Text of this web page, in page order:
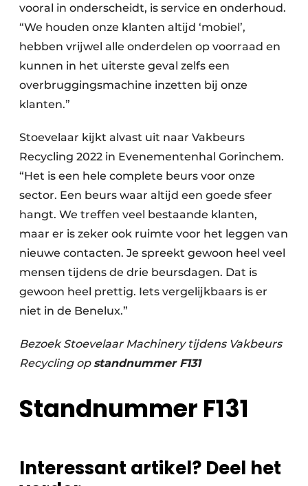
vooral in onderscheidt, is service en onderhoud.
“We houden onze klanten altijd ‘mobiel’,
hebben vrijwel alle onderdelen op voorraad en
kunnen in het uiterste geval zelfs een
overbruggingsmachine inzetten bij onze
klanten.”
Stoevelaar kijkt alvast uit naar Vakbeurs
Recycling 2022 in Evenementenhal Gorinchem.
“Het is een hele complete beurs voor onze
sector. Een beurs waar altijd een goede sfeer
hangt. We treffen veel bestaande klanten,
maar er is zeker ook ruimte voor het leggen van
nieuwe contacten. Je spreekt gewoon heel veel
mensen tijdens de drie beursdagen. Dat is
gewoon heel prettig. Iets vergelijkbaars is er
niet in de Benelux.”
Bezoek Stoevelaar Machinery tijdens Vakbeurs
Recycling opstandnummer F131
Standnummer F131
Interessant artikel? Deel het